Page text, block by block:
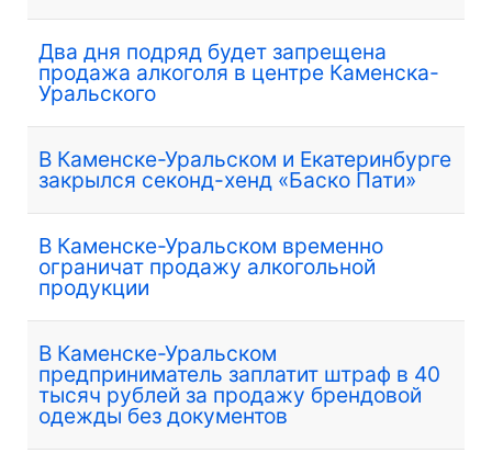
Два дня подряд будет запрещена
продажа алкоголя в центре Каменска-
Уральского
В Каменске-Уральском и Екатеринбурге
закрылся секонд-хенд «Баско Пати»
В Каменске-Уральском временно
ограничат продажу алкогольной
продукции
В Каменске-Уральском
предприниматель заплатит штраф в 40
тысяч рублей за продажу брендовой
одежды без документов